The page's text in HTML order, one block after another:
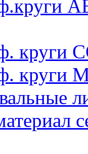
круги
круги